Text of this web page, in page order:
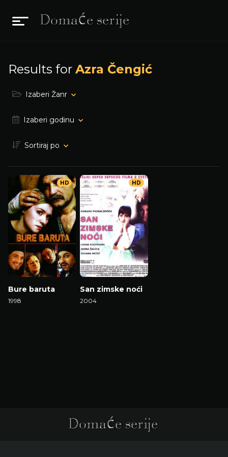
Results for Azra Čengić
Izaberi Žanr
Izaberi godinu
Sortiraj po
Bure baruta
1998
HD
San zimske noći
2004
HD